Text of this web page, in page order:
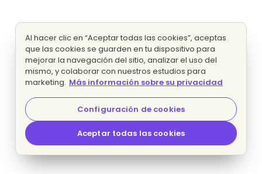
Al hacer clic en “Aceptar todas las cookies”, aceptas
que las cookies se guarden en tu dispositivo para
mejorar la navegación del sitio, analizar el uso del
mismo, y colaborar con nuestros estudios para
marketing. Más información sobre su privacidad
Configuración de cookies
Aceptar todas las cookies